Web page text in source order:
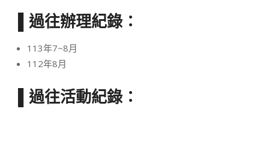
▌過往辦理紀錄：
113年7~8月
112年8月
▌過往活動紀錄：